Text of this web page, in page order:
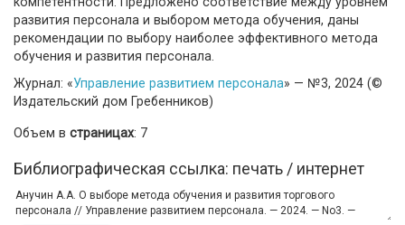
развития персонала и выбором метода обучения, даны
рекомендации по выбору наиболее эффективного метода
обучения и развития персонала.
Журнал: «Управление развитием персонала» — №3, 2024 (©
Издательский дом Гребенников)
Объем в страницах: 7
Библиографическая ссылка: печать / интернет